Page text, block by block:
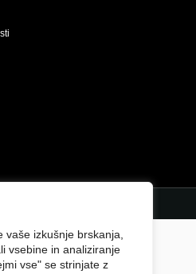
izkušnje brskanja,
vsebine in analiziranje
vse" se strinjate z